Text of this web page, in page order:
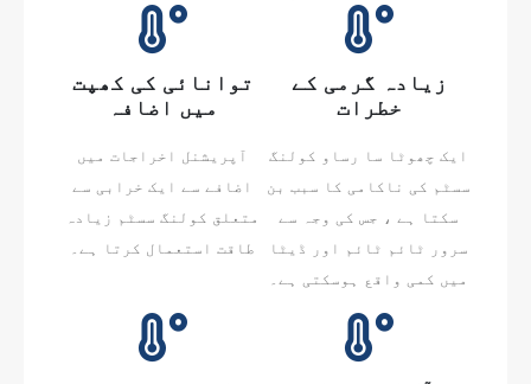
زیادہ گرمی کے
خطرات
ایک چھوٹا سا رساو کولنگ
سسٹم کی ناکامی کا سبب بن
سکتا ہے ، جس کی وجہ سے
سرور ٹائم ٹائم اور ڈیٹا
میں کمی واقع ہوسکتی ہے۔
توانائی کی کھپت
میں اضافہ
آپریشنل اخراجات میں
اضافے سے ایک خرابی سے
متعلق کولنگ سسٹم زیادہ
طاقت استعمال کرتا ہے۔